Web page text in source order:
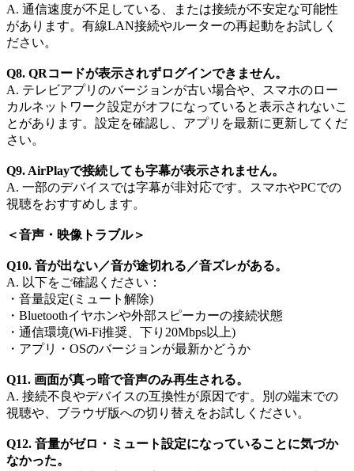
A. 通信速度が不足している、または接続が不安定な可能性
があります。有線LAN接続やルーターの再起動をお試しく
ださい。​
Q8. QRコードが表示されずログインできません。​
A. テレビアプリのバージョンが古い場合や、スマホのロー
カルネットワーク設定がオフになっていると表示されないこ
とがあります。設定を確認し、アプリを最新に更新してくだ
さい。​
Q9. AirPlayで接続しても字幕が表示されません。​
A. 一部のデバイスでは字幕が非対応です。スマホやPCでの
視聴をおすすめします。​
＜音声・映像トラブル​＞
Q10. 音が出ない／音が途切れる／音ズレがある。
A. 以下をご確認ください：​
・音量設定(ミュート解除)​
・Bluetoothイヤホンや外部スピーカーの接続状態
・通信環境(Wi-Fi推奨、下り20Mbps以上)​
・アプリ・OSのバージョンが最新かどうか​
Q11. 画面が真っ暗で音声のみ再生される。​
A. 接続不良やデバイスの互換性が原因です。別の端末での
視聴や、ブラウザ版への切り替えをお試しください。​
Q12. 音量がゼロ・ミュート設定になっていることに気づか
なかった。​